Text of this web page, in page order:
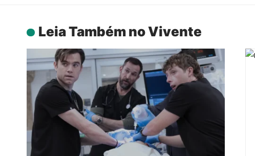
Leia Também no Vivente